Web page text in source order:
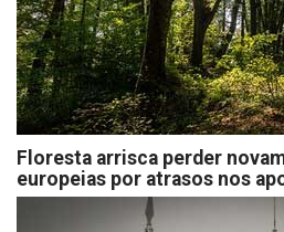
Floresta arrisca perder
europeias por atrasos nos